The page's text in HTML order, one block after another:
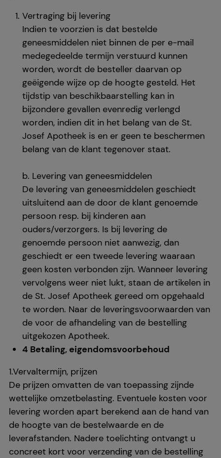
Vertraging bij levering
Indien te voorzien is dat bestelde
geneesmiddelen niet binnen de per e-mail
medegedeelde termijn verstuurd kunnen
worden, wordt de besteller daarvan op
geëigende wijze op de hoogte gesteld. Het
tijdstip van beschikbaarstelling kan in
bijzondere gevallen evenredig verlengd
worden, indien dit in het belang van de St.
Josef Apotheek is en er geen te beschermen
belang van de klant tegenover staat.
b. Levering van geneesmiddelen
De levering van geneesmiddelen geschiedt
uitsluitend aan de door de klant genoemde
persoon resp. bij kinderen aan
ouders/verzorgers. Is bij levering de
genoemde persoon niet aanwezig, dan
geschiedt er een tweede levering waaraan
geen kosten verbonden zijn. Wanneer levering
vervolgens weer niet lukt, staan de artikelen in
de St. Josef Apotheek gereed om opgehaald
te worden. Naar de leveringsvoorwaarden van
de voor de afhandeling van de bestelling
uitgekozen Apotheek.
4 Betaling, eigendomsvoorbehoud
1.Vervaltermijn, prijzen
De prijzen omvatten de van toepassing zijnde
wettelijke omzetbelasting. Eventuele kosten voor
levering worden apart berekend aan de hand van
de hoogte van de bestelwaarde en de
leverafstanden. Nadere toelichting ontvangt u
concreet kort voor verzending van de bestelling